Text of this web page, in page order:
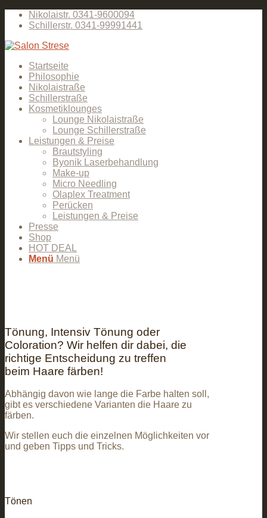
Nikolaistr. 0341-9600094
Schillerstr. 0341-99991441
Startseite
Philosophie
Nikolaistraße
Schillerstraße
Kosmetiklounges
Lounge Nikolaistraße
Lounge Schillerstraße
Leistungen & Preise
Brautstyling
Byonik Laserbehandlung
Make-up
Micro Needling
Olaplex Treatment
Perücken
Leistungen & Preise
Presse
Shop
HOT DEAL
Menü Menü
Tönung, Intensiv Tönung oder
Coloration? Wir helfen dir dabei, die
richtige Entscheidung zu treffen
beim Haare färben!
Abhängig davon wie lange die Farbe halten soll,
gibt es verschiedene Varianten die Haare zu
färben.
Wir stellen euch die einzelnen Möglichkeiten vor
und geben Tipps und Tricks.
Tönen